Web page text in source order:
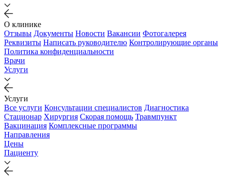
О клинике
Отзывы Документы Новости Вакансии Фотогалерея
Реквизиты Написать руководителю Контролирующие органы
Политика конфиденциальности
Врачи
Услуги
Услуги
Все услуги Консультации специалистов Диагностика
Стационар Хирургия Скорая помощь Травмпункт
Вакцинация Комплексные программы
Направления
Цены
Пациенту